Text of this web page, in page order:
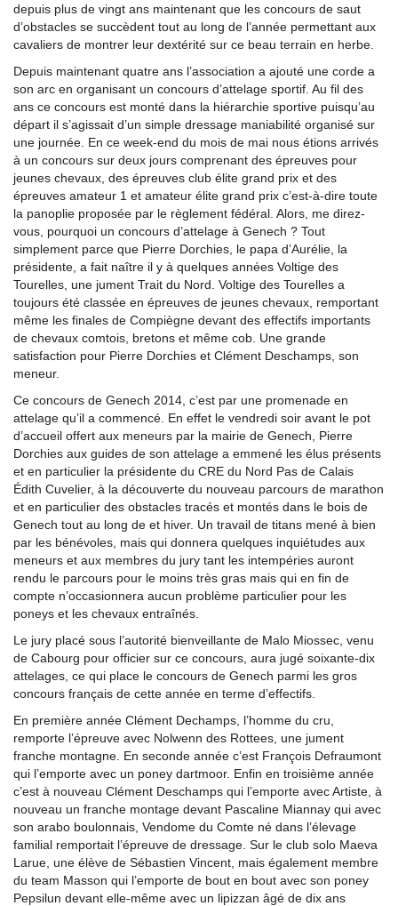
depuis plus de vingt ans maintenant que les concours de saut
d’obstacles se succèdent tout au long de l’année permettant aux
cavaliers de montrer leur dextérité sur ce beau terrain en herbe.
Depuis maintenant quatre ans l’association a ajouté une corde a
son arc en organisant un concours d’attelage sportif. Au fil des
ans ce concours est monté dans la hiérarchie sportive puisqu’au
départ il s’agissait d’un simple dressage maniabilité organisé sur
une journée. En ce week-end du mois de mai nous étions arrivés
à un concours sur deux jours comprenant des épreuves pour
jeunes chevaux, des épreuves club élite grand prix et des
épreuves amateur 1 et amateur élite grand prix c’est-à-dire toute
la panoplie proposée par le règlement fédéral. Alors, me direz-
vous, pourquoi un concours d’attelage à Genech ? Tout
simplement parce que Pierre Dorchies, le papa d’Aurélie, la
présidente, a fait naître il y à quelques années Voltige des
Tourelles, une jument Trait du Nord. Voltige des Tourelles a
toujours été classée en épreuves de jeunes chevaux, remportant
même les finales de Compiègne devant des effectifs importants
de chevaux comtois, bretons et même cob. Une grande
satisfaction pour Pierre Dorchies et Clément Deschamps, son
meneur.
Ce concours de Genech 2014, c’est par une promenade en
attelage qu’il a commencé. En effet le vendredi soir avant le pot
d’accueil offert aux meneurs par la mairie de Genech, Pierre
Dorchies aux guides de son attelage a emmené les élus présents
et en particulier la présidente du CRE du Nord Pas de Calais
Édith Cuvelier, à la découverte du nouveau parcours de marathon
et en particulier des obstacles tracés et montés dans le bois de
Genech tout au long de et hiver. Un travail de titans mené à bien
par les bénévoles, mais qui donnera quelques inquiétudes aux
meneurs et aux membres du jury tant les intempéries auront
rendu le parcours pour le moins très gras mais qui en fin de
compte n’occasionnera aucun problème particulier pour les
poneys et les chevaux entraînés.
Le jury placé sous l’autorité bienveillante de Malo Miossec, venu
de Cabourg pour officier sur ce concours, aura jugé soixante-dix
attelages, ce qui place le concours de Genech parmi les gros
concours français de cette année en terme d’effectifs.
En première année Clément Dechamps, l’homme du cru,
remporte l’épreuve avec Nolwenn des Rottees, une jument
franche montagne. En seconde année c’est François Defraumont
qui l’emporte avec un poney dartmoor. Enfin en troisième année
c’est à nouveau Clément Deschamps qui l’emporte avec Artiste, à
nouveau un franche montage devant Pascaline Miannay qui avec
son arabo boulonnais, Vendome du Comte né dans l’élevage
familial remportait l’épreuve de dressage. Sur le club solo Maeva
Larue, une élève de Sébastien Vincent, mais également membre
du team Masson qui l’emporte de bout en bout avec son poney
Pepsilun devant elle-même avec un lipizzan âgé de dix ans